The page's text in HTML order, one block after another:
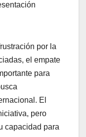
por la
el empate
para
El
pero
capacidad para